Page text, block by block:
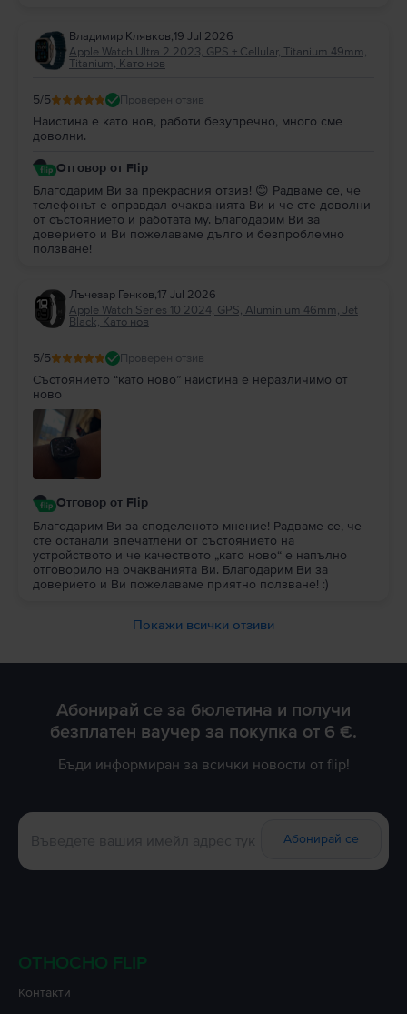
Владимир Клявков,19 Jul 2026
Apple Watch Ultra 2 2023, GPS + Cellular, Titanium 49mm,
Titanium, Като нов
5/5 Проверен отзив
Наистина е като нов, работи безупречно, много сме
доволни.
Отговор от Flip
Благодарим Ви за прекрасния отзив! 😊 Радваме се, че
телефонът е оправдал очакванията Ви и че сте доволни
от състоянието и работата му. Благодарим Ви за
доверието и Ви пожелаваме дълго и безпроблемно
ползване!
Лъчезар Генков,17 Jul 2026
Apple Watch Series 10 2024, GPS, Aluminium 46mm, Jet
Black, Като нов
5/5 Проверен отзив
Състоянието “като ново” наистина е неразличимо от
ново
Отговор от Flip
Благодарим Ви за споделеното мнение! Радваме се, че
сте останали впечатлени от състоянието на
устройството и че качеството „като ново“ е напълно
отговорило на очакванията Ви. Благодарим Ви за
доверието и Ви пожелаваме приятно ползване! :)
Покажи всички отзиви
Абонирай се за бюлетина и получи
безплатен ваучер за покупка от 6 €.
Бъди информиран за всички новости от flip!
Абонирай се
ОТНОСНО FLIP
Контакти